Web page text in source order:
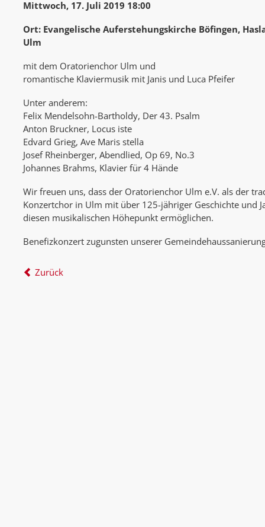
Mittwoch, 17. Juli 2019 18:00
Ort: Evangelische Auferstehungskirche Böfingen,
Ulm
mit dem Oratorienchor Ulm und
romantische Klaviermusik mit Janis und Luca Pfeifer
Unter anderem:
Felix Mendelsohn-Bartholdy, Der 43. Psalm
Anton Bruckner, Locus iste
Edvard Grieg, Ave Maris stella
Josef Rheinberger, Abendlied, Op 69, No.3
Johannes Brahms, Klavier für 4 Hände
Wir freuen uns, dass der Oratorienchor Ulm e.V. als der
Konzertchor in Ulm mit über 125-jähriger Geschichte und
diesen musikalischen Höhepunkt ermöglichen.
Benefizkonzert zugunsten unserer
Zurück